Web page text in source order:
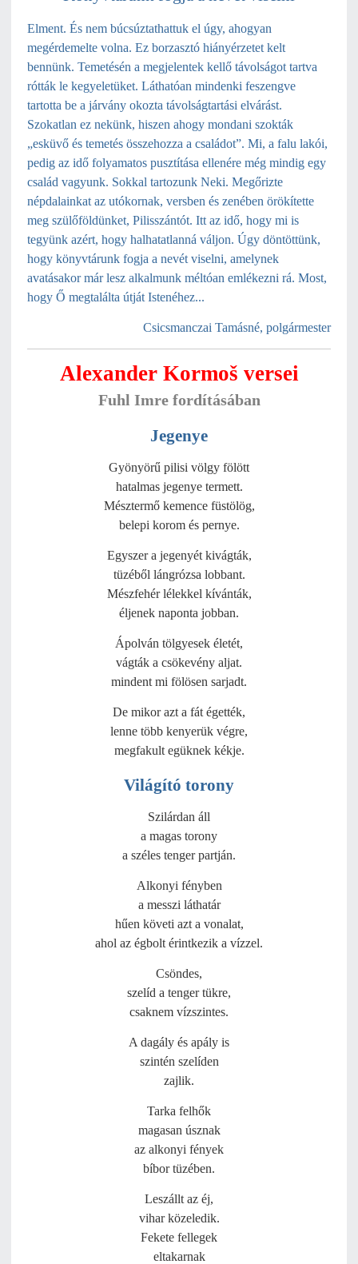
Elment. És nem búcsúztathattuk el úgy, ahogyan
megérdemelte volna. Ez borzasztó hiányérzetet kelt
bennünk. Temetésén a megjelentek kellő távolságot tartva
rótták le kegyeletüket. Láthatóan mindenki feszengve
tartotta be a járvány okozta távolságtartási elvárást.
Szokatlan ez nekünk, hiszen ahogy mondani szokták
„esküvő és temetés összehozza a családot”. Mi, a falu lakói,
pedig az idő folyamatos pusztítása ellenére még mindig egy
család vagyunk. Sokkal tartozunk Neki. Megőrizte
népdalainkat az utókornak, versben és zenében örökítette
meg szülőföldünket, Pilisszántót. Itt az idő, hogy mi is
tegyünk azért, hogy halhatatlanná váljon. Úgy döntöttünk,
hogy könyvtárunk fogja a nevét viselni, amelynek
avatásakor már lesz alkalmunk méltóan emlékezni rá. Most,
hogy Ő megtalálta útját Istenéhez...
Csicsmanczai Tamásné, polgármester
Alexander Kormoš versei
Fuhl Imre fordításában
Jegenye
Gyönyörű pilisi völgy fölött
hatalmas jegenye termett.
Mésztermő kemence füstölög,
belepi korom és pernye.
Egyszer a jegenyét kivágták,
tüzéből lángrózsa lobbant.
Mészfehér lélekkel kívánták,
éljenek naponta jobban.
Ápolván tölgyesek életét,
vágták a csökevény aljat.
mindent mi fölösen sarjadt.
De mikor azt a fát égették,
lenne több kenyerük végre,
megfakult egüknek kékje.
Világító torony
Szilárdan áll
a magas torony
a széles tenger partján.
Alkonyi fényben
a messzi láthatár
hűen követi azt a vonalat,
ahol az égbolt érintkezik a vízzel.
Csöndes,
szelíd a tenger tükre,
csaknem vízszintes.
A dagály és apály is
szintén szelíden
zajlik.
Tarka felhők
magasan úsznak
az alkonyi fények
bíbor tüzében.
Leszállt az éj,
vihar közeledik.
Fekete fellegek
eltakarnak